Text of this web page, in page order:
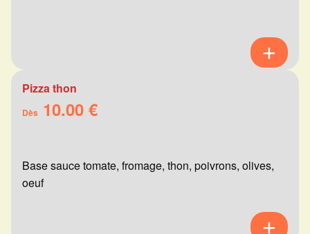
Pizza thon
Dès 10.00 €
Base sauce tomate, fromage, thon, poivrons, olives,
oeuf